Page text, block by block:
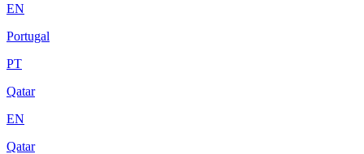
EN
Portugal
PT
Qatar
EN
Qatar